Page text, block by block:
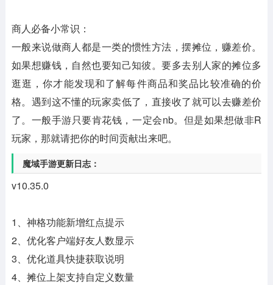
商人必备小常识：
一般来说做商人都是一类的惯性方法，摆摊位，赚差价。
如果想赚钱，自然也要知己知彼。要多去别人家的摊位多
逛逛，你才能发现和了解每件商品和奖品比较准确的价
格。遇到这不懂的玩家卖低了，直接收了就可以去赚差价
了。一般手游只要肯花钱，一定会nb。但是如果想做非R
玩家，那就请把你的时间贡献出来吧。
魔域手游更新日志：
v10.35.0
1、神格功能新增红点提示
2、优化客户端好友人数显示
3、优化道具快捷获取说明
4、摊位上架支持自定义数量